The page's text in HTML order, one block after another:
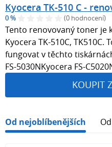
Kyocera TK-510 C -
0 % (0 hodnocení)
Tento renovovaný toner je
Kyocera TK-510C, TK510C.
fungovat v těchto
FS-5030NKyocera FS-
KOUPIT
Od nejoblíbenějších